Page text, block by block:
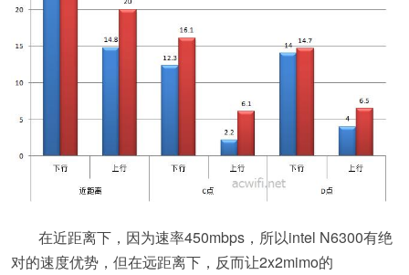
在近距离下，因为速率450mbps，所以intel N6300有绝
对的速度优势，但在远距离下，反而让2x2mimo的